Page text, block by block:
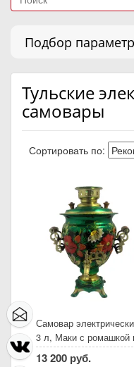
Подбор
Тульские
самовары
Сортировать по:
Самовар
3 л, Маки с ромашкой
зеленом фоне,
13 200 руб.